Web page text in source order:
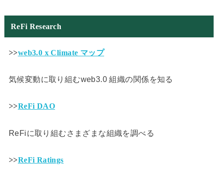
ReFi Research
>>web3.0 x Climate マップ
気候変動に取り組むweb3.0 組織の関係を知る
>>ReFi DAO
ReFiに取り組むさまざまな組織を調べる
>>ReFi Ratings